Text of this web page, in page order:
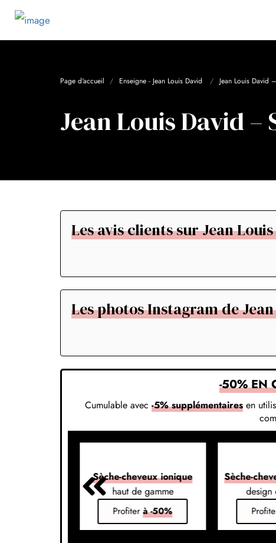
Page d'accueil Enseigne - Jean Louis David Jean Louis David
Jean Louis David –
Les avis clients sur Jean
Les photos Instagram de
-50% EN
Cumulable avec -5% supplémentairesen
Sèche-cheveux ionique
haut de gamme
Profiterà -50%
Sèche-
design